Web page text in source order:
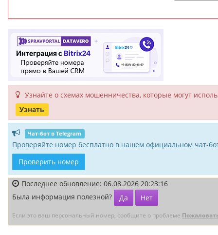
Узнайте о схемах мошенни­чества, кото­рые могут
Узнать
Чат-бот в Telegram
Проверяйте номер бесплатно в нашем официальном чат-
Проверить номер
Последнее обновление: 06.08.2026 20:23:16
Была информация полезной?
Да Нет
Если это ваш персональный номер, сообщите о проблеме